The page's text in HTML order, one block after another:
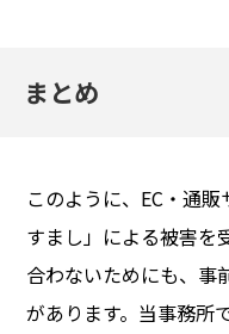
まとめ
このように、EC・通
すまし」による被害を
合わないためにも、事
があります。当事務所